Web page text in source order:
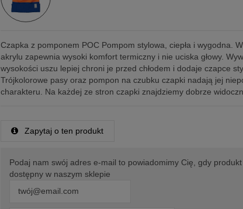
Czapka z pomponem POC Pompom stylowa, ciepła i wygodna.
akrylu zapewnia wysoki komfort termiczny i nie uciska głowy.
wysokości uszu lepiej chroni je przed chłodem i dodaje czapce
Trójkolorowe pasy oraz pompon na czubku czapki nadają jej
charakteru. Na każdej ze stron czapki znajdziemy dobrze
Zapytaj o ten produkt
Podaj nam swój adres e-mail to powiadomimy Cię, gdy
dostępny w naszym sklepie